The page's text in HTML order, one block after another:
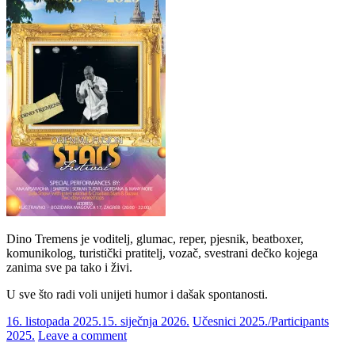
Dino Tremens je voditelj, glumac, reper, pjesnik, beatboxer,
komunikolog, turistički pratitelj, vozač, svestrani dečko kojega
zanima sve pa tako i živi.
U sve što radi voli unijeti humor i dašak spontanosti.
16. listopada 2025.15. siječnja 2026. Učesnici 2025./Participants
2025. Leave a comment